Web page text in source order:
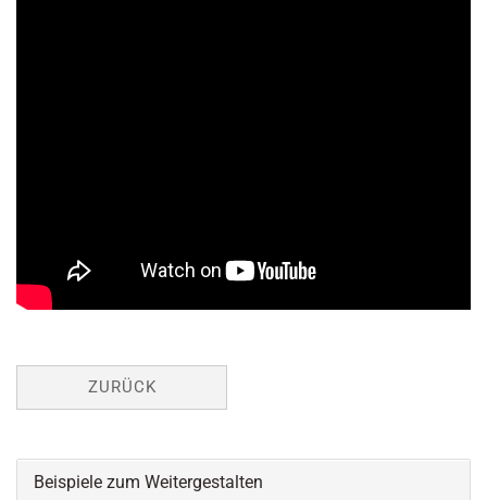
ZURÜCK
Beispiele zum Weitergestalten